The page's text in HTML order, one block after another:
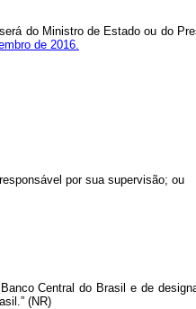
do Ministro de Estado ou do
de 2016.
por sua supervisão; ou
Central do Brasil e de
(NR)